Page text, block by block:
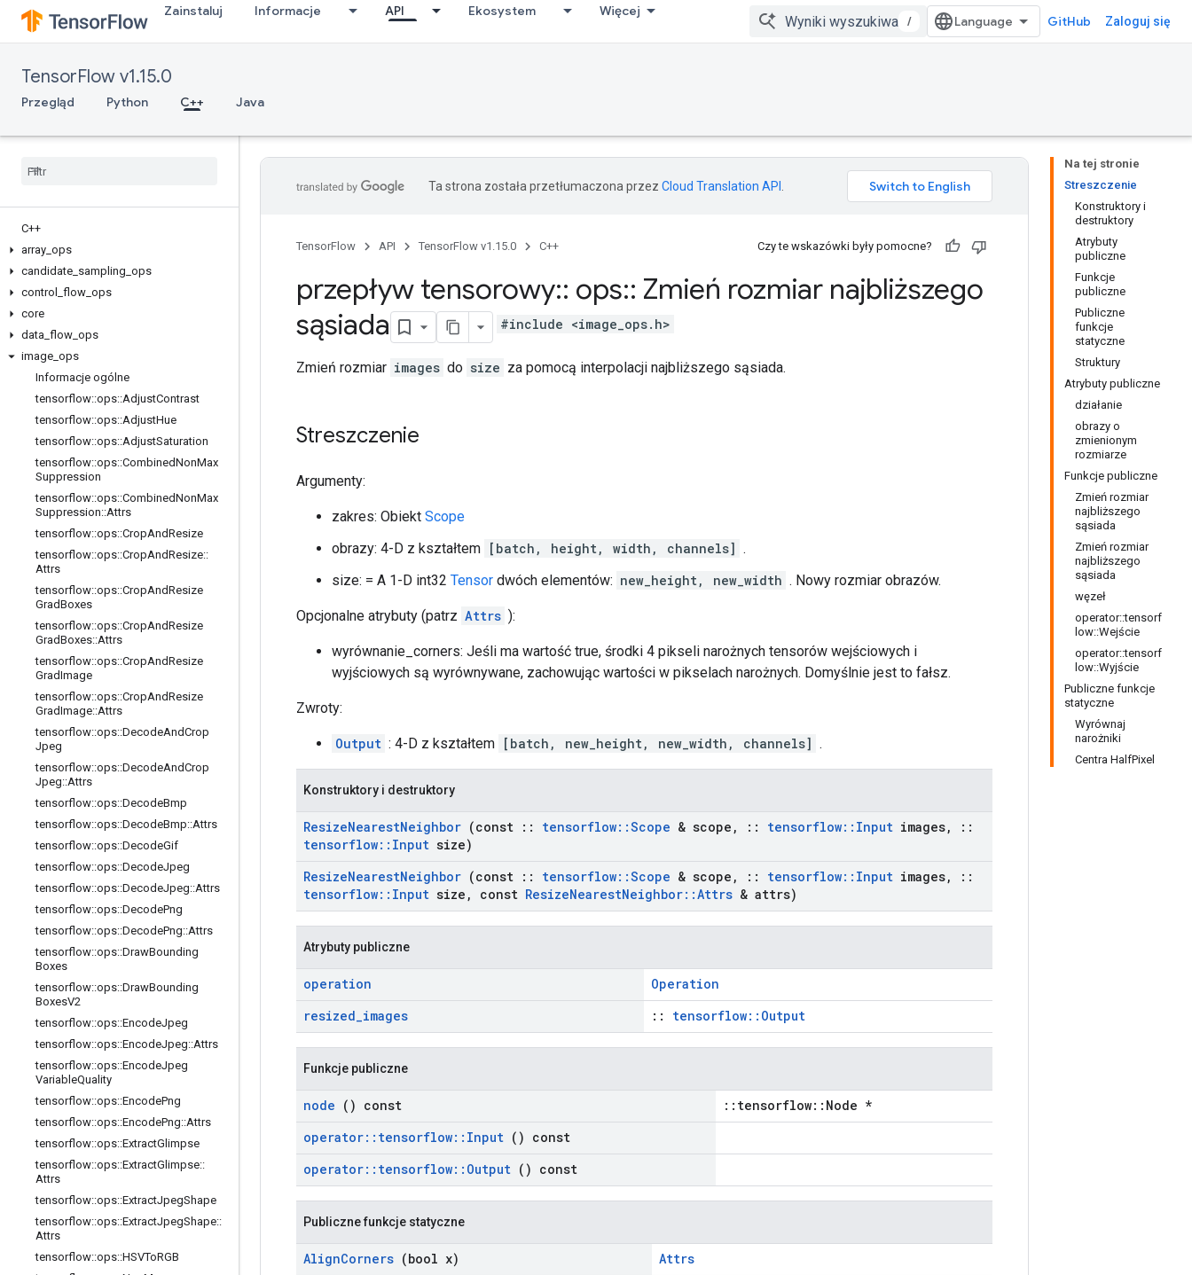
Zainstaluj Informacje API Ekosystem Więcej
/ GitHub Zaloguj się
TensorFlow v1.15.0
Przegląd Python C++ Java
C++
array ops
candidate sampling ops
control
flow ops
core
data flow ops
image ops
Informacje ogólne
tensorflow::ops::AdjustContrast
tensorflow::ops::AdjustHue
tensorflow::ops::AdjustSaturation
tensorflow::ops::CombinedNonMax
Suppression
tensorflow::ops::CombinedNonMax
Suppression::Attrs
tensorflow::ops::CropAndResize
tensorflow::ops::CropAndResize::
Attrs
tensorflow::ops::CropAndResize
GradBoxes
tensorflow::ops::CropAndResize
GradBoxes::Attrs
tensorflow::ops::CropAndResize
GradImage
tensorflow::ops::CropAndResize
GradImage::Attrs
tensorflow::ops::DecodeAndCrop
Jpeg
tensorflow::ops::DecodeAndCrop
Jpeg::Attrs
tensorflow::ops::DecodeBmp
tensorflow::ops::DecodeBmp::Attrs
tensorflow::ops::DecodeGif
tensorflow::ops::DecodeJpeg
tensorflow::ops::DecodeJpeg::Attrs
tensorflow::ops::DecodePng
tensorflow::ops::DecodePng::Attrs
tensorflow::ops::DrawBounding
Boxes
tensorflow::ops::DrawBounding
BoxesV2
tensorflow::ops::EncodeJpeg
tensorflow::ops::EncodeJpeg::Attrs
tensorflow::ops::EncodeJpeg
VariableQuality
tensorflow::ops::EncodePng
tensorflow::ops::EncodePng::Attrs
tensorflow::ops::ExtractGlimpse
tensorflow::ops::ExtractGlimpse::
Attrs
tensorflow::ops::ExtractJpegShape
tensorflow::ops::ExtractJpegShape::
Attrs
tensorflow::ops::HSVToRGB
Na tej stronie
Streszczenie
Konstruktory i
destruktory
Atrybuty
publiczne
Funkcje
publiczne
Publiczne
funkcje
statyczne
Struktury
Atrybuty publiczne
działanie
obrazy o
zmienionym
rozmiarze
Funkcje publiczne
Zmień rozmiar
najbliższego
sąsiada
Zmień rozmiar
najbliższego
sąsiada
węzeł
operator::tensorf
low::Wejście
operator::tensorf
low::Wyjście
Publiczne funkcje
statyczne
Wyrównaj
narożniki
Centra HalfPixel
Ta strona została przetłumaczona przez Cloud Translation API
TensorFlow API TensorFlow v1.15.0 C++ Czy te wskazówki były pomocne?
przepływ tensorowy:: ops:: Zmień rozmiar najbliższego
sąsiada
#include <image_ops.h>
Zmień rozmiar images do size za pomocą interpolacji najbliższego sąsiada.
Streszczenie
Argumenty:
zakres: Obiekt Scope
obrazy: 4-D z kształtem [batch, height, width, channels] .
size: = A 1-D int32 Tensor dwóch elementów: new_height, new_width . Nowy rozmiar obrazów.
Opcjonalne atrybuty (patrz Attrs ):
wyrównanie_corners: Jeśli ma wartość true, środki 4 pikseli narożnych tensorów wejściowych i
wyjściowych są wyrównywane, zachowując wartości w pikselach narożnych. Domyślnie jest to fałsz.
Zwroty:
Output : 4-D z kształtem [batch, new_height, new_width, channels] .
Konstruktory i destruktory
ResizeNearestNeighbor (const :: tensorflow::Scope & scope , :: tensorflow:: Input images,
::
tensorflow:: Input size)
ResizeNearestNeighbor (const :: tensorflow::Scope & scope , :: tensorflow:: Input images,
::
tensorflow:: Input size , const ResizeNearestNeighbor::Attrs & attrs)
Atrybuty publiczne
operation
Operation
resized_images :: tensorflow::Output
Funkcje publiczne
node () const
::tensorflow::Node *
operator:: tensorflow:: Input () const
operator:: tensorflow:: Output () const
Publiczne funkcje statyczne
AlignCorners (bool x)
Attrs